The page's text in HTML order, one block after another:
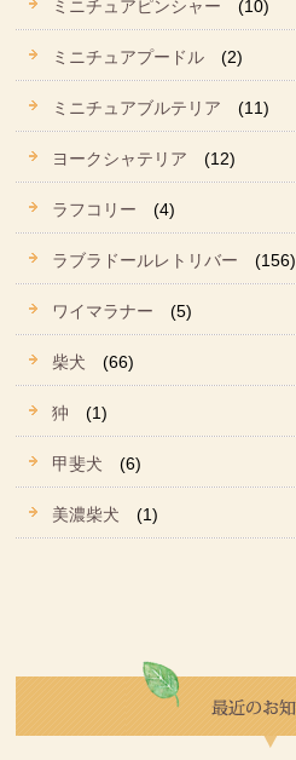
ミニチュアピンシャー (10)
ミニチュアプードル (2)
ミニチュアブルテリア (11)
ヨークシャテリア (12)
ラフコリー (4)
ラブラドールレトリバー (156)
ワイマラナー (5)
柴犬 (66)
狆 (1)
甲斐犬 (6)
美濃柴犬 (1)